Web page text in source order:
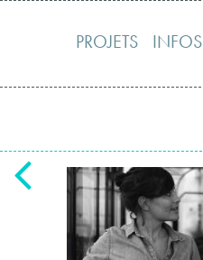
PROJETS INFOS